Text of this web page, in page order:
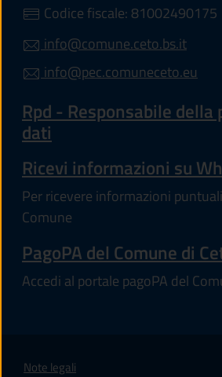
Codice fiscale: 81002490175
info@comune.ceto.bs.it
info@pec.comuneceto.eu
Rpd - Responsabile della
dati
Ricevi informazioni su
Per ricevere informazioni
Comune
PagoPA del Comune di
Accedi al portale pagoPA del
Note legali